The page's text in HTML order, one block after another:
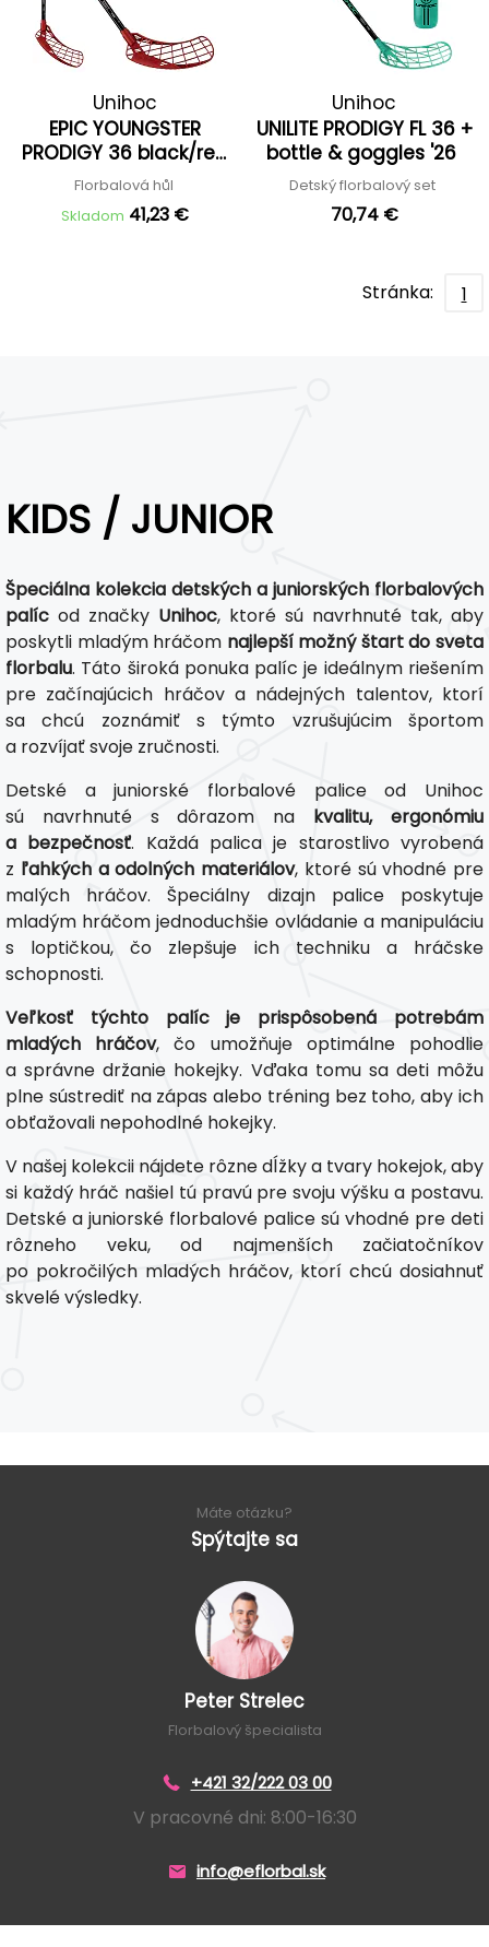
Unihoc
EPIC YOUNGSTER
PRODIGY 36 black/red
'25
Florbalová hůl
Skladom 41,23 €
Unihoc
UNILITE PRODIGY FL 36 +
bottle & goggles '26
Detský florbalový set
70,74 €
Stránka: 1
KIDS / JUNIOR
Špeciálna kolekcia detských a juniorských florbalových
palíc od značky Unihoc, ktoré sú navrhnuté tak, aby
poskytli mladým hráčom najlepší možný štart do sveta
florbalu. Táto široká ponuka palíc je ideálnym riešením
pre začínajúcich hráčov a nádejných talentov, ktorí
sa chcú zoznámiť s týmto vzrušujúcim športom
a rozvíjať svoje zručnosti.
Detské a juniorské florbalové palice od Unihoc
sú navrhnuté s dôrazom na kvalitu, ergonómiu
a bezpečnosť. Každá palica je starostlivo vyrobená
z ľahkých a odolných materiálov, ktoré sú vhodné pre
malých hráčov. Špeciálny dizajn palice poskytuje
mladým hráčom jednoduchšie ovládanie a manipuláciu
s loptičkou, čo zlepšuje ich techniku a hráčske
schopnosti.
Veľkosť týchto palíc je prispôsobená potrebám
mladých hráčov, čo umožňuje optimálne pohodlie
a správne držanie hokejky. Vďaka tomu sa deti môžu
plne sústrediť na zápas alebo tréning bez toho, aby ich
obťažovali nepohodlné hokejky.
V našej kolekcii nájdete rôzne dĺžky a tvary hokejok, aby
si každý hráč našiel tú pravú pre svoju výšku a postavu.
Detské a juniorské florbalové palice sú vhodné pre deti
rôzneho veku, od najmenších začiatočníkov
po pokročilých mladých hráčov, ktorí chcú dosiahnuť
skvelé výsledky.
Máte otázku?
Spýtajte sa
Peter Strelec
Florbalový špecialista
+421 32/222 03 00
V pracovné dni: 8:00-16:30
info@eflorbal.sk